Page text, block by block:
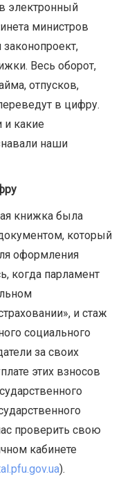
электронный
министров
Весь оборот,
отпусков,
в цифру.
и какие
наши
книжка была
который
оформления
когда парламент
и стаж
социального
за своих
этих взносов
проверить свою
кабинете
).